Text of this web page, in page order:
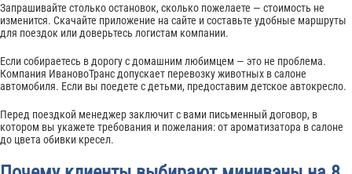
Запрашивайте столько остановок, сколько пожелаете — стоимость не
изменится. Скачайте приложение на сайте и составьте удобные маршруты
для поездок или доверьтесь логистам компании.
Если собираетесь в дорогу с домашним любимцем — это не проблема.
Компания ИвановоТранс допускает перевозку животных в салоне
автомобиля. Если вы поедете с детьми, предоставим детское автокресло.
Перед поездкой менеджер заключит с вами письменный договор, в
котором вы укажете требования и пожелания: от ароматизатора в салоне
до цвета обивки кресел.